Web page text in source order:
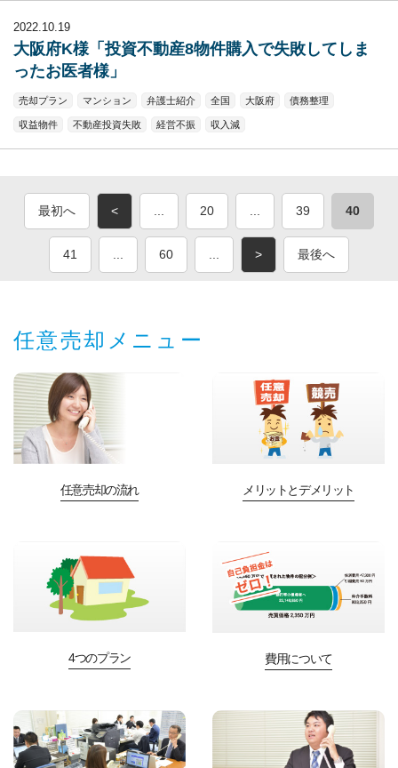
2022.10.19
大阪府K様「投資不動産8物件購入で失敗してしま
ったお医者様」
売却プラン マンション 弁護士紹介 全国 大阪府 債務整理
収益物件 不動産投資失敗 経営不振 収入減
最初へ < 20 39 40
41 60 > 最後へ
任意売却メニュー
任意売却の流れ メリットとデメリット
4つのプラン 費用について